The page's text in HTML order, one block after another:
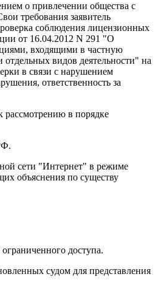
о привлечении общества с
требования заявитель
соблюдения лицензионных
от 16.04.2012 N 291 "О
входящими в частную
видов деятельности" на
в связи с нарушением
ответственность за
рассмотрению в порядке
сети "Интернет" в режиме
объяснения по существу
доступа.
судом для представления